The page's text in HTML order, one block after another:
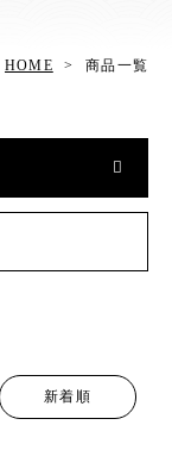
HOME 商品一覧
新着順